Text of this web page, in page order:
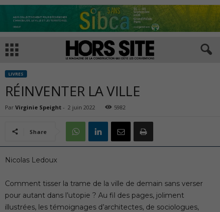
LIVRES
RÉINVENTER LA VILLE
Par Virginie Speight - 2 juin 2022 5982
Share
Nicolas Ledoux
Comment tisser la trame de la ville de demain sans verser
pour autant dans l’utopie ? Au fil des pages, joliment
illustrées, les témoignages d’architectes, de sociologues,